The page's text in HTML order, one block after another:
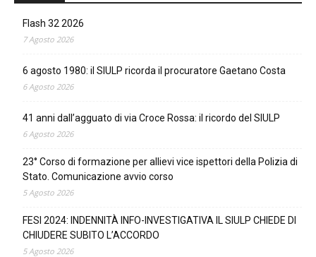
Flash 32 2026
7 Agosto 2026
6 agosto 1980: il SIULP ricorda il procuratore Gaetano Costa
6 Agosto 2026
41 anni dall’agguato di via Croce Rossa: il ricordo del SIULP
6 Agosto 2026
23° Corso di formazione per allievi vice ispettori della Polizia di
Stato. Comunicazione avvio corso
5 Agosto 2026
FESI 2024: INDENNITÀ INFO-INVESTIGATIVA IL SIULP CHIEDE DI
CHIUDERE SUBITO L’ACCORDO
5 Agosto 2026